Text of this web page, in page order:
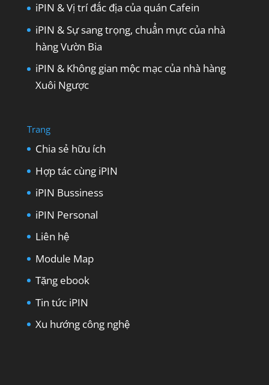
iPIN & Vị trí đắc địa của quán Cafein
iPIN & Sự sang trọng, chuẩn mực của nhà
hàng Vườn Bia
iPIN & Không gian mộc mạc của nhà hàng
Xuôi Ngược
Trang
Chia sẻ hữu ích
Hợp tác cùng iPIN
iPIN Bussiness
iPIN Personal
Liên hệ
Module Map
Tặng ebook
Tin tức iPIN
Xu hướng công nghệ